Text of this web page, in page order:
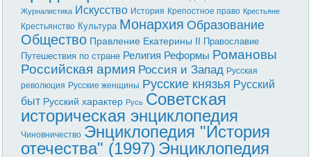
Журналистика Искусство История Крепостное право Крестьяне
Крестьянство Культура Монархия Образование
Общество Правление Екатерины II Православие
Путешествия по стране Религия Реформы Романовы
Российская армия Россия и Запад Русская
революция Русские женщины Русские князья Русский
быт Русский характер Русь Советская
историческая энциклопедия
Чиновничество Энциклопедия "История
отечества" (1997) Энциклопедия